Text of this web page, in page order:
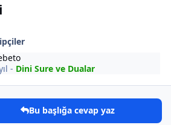
- Dini Sure ve Dualar
Bu başlığa cevap yaz